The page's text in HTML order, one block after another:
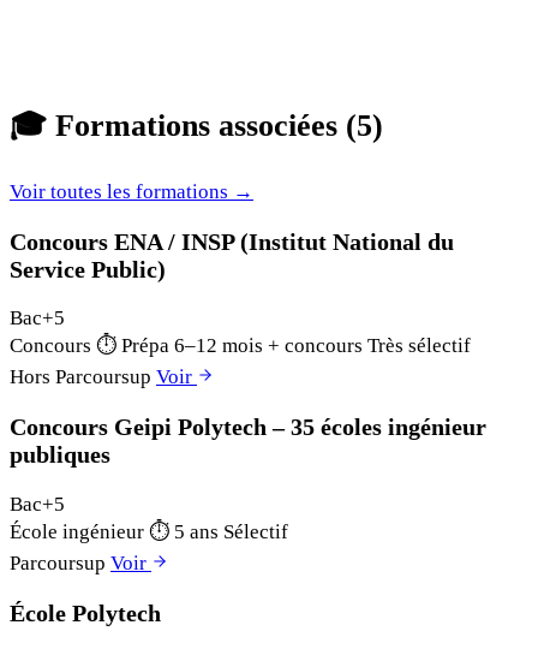
🎓 Formations associées (5)
Voir toutes les formations →
Concours ENA / INSP (Institut National du
Service Public)
Bac+5
Concours ⏱ Prépa 6–12 mois + concours Très sélectif
Hors Parcoursup Voir
Concours Geipi Polytech – 35 écoles ingénieur
publiques
Bac+5
École ingénieur ⏱ 5 ans Sélectif
Parcoursup Voir
École Polytech